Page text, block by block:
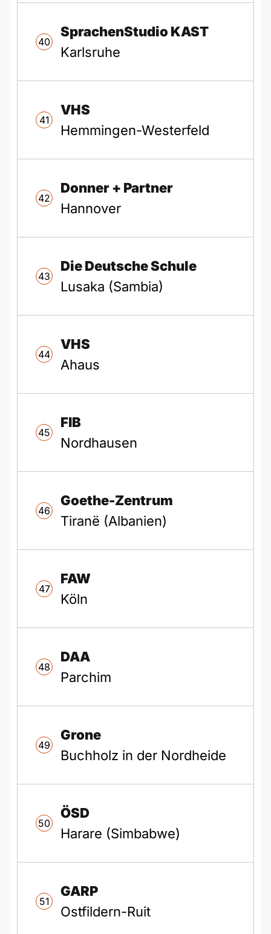
40
SprachenStudio KAST
Karlsruhe
41
VHS
Hemmingen-Westerfeld
42
Donner + Partner
Hannover
43
Die Deutsche Schule
Lusaka (Sambia)
44
VHS
Ahaus
45
FIB
Nordhausen
46
Goethe-Zentrum
Tiranë (Albanien)
47
FAW
Köln
48
DAA
Parchim
49
Grone
Buchholz in der Nordheide
50
ÖSD
Harare (Simbabwe)
51
GARP
Ostfildern-Ruit